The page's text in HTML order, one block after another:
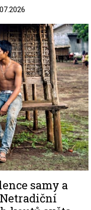
samy a